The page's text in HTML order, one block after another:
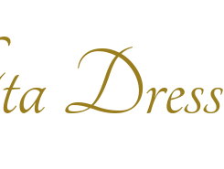
Dress